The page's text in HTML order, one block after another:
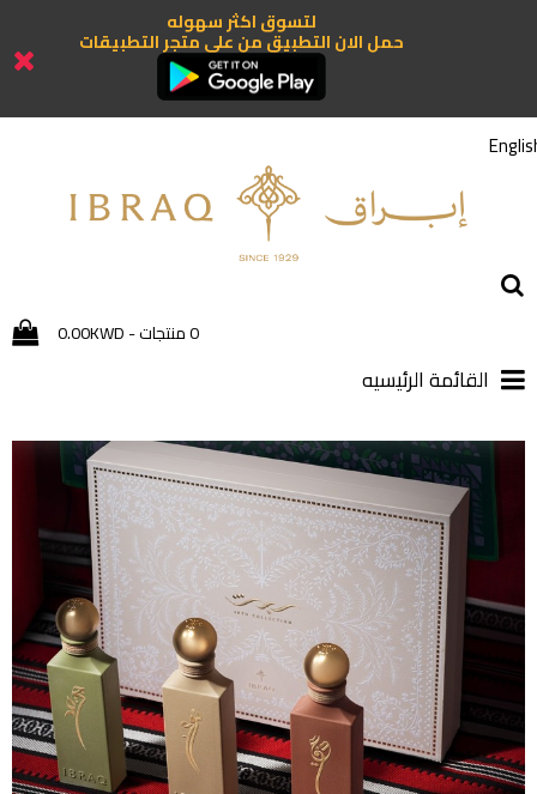
لتسوق اكثر سهوله
حمل الان التطبيق من علي متجر التطبيقات
القائمة الرئيسيه